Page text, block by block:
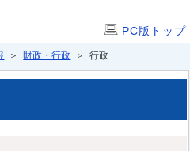
PC版トップ
＞財政・行政 ＞ 行政